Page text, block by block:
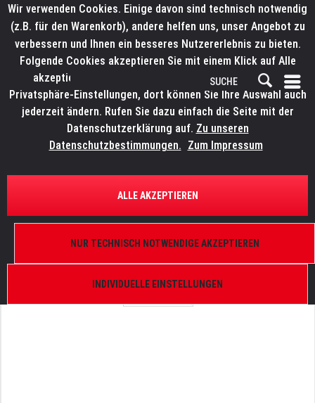
ÜBERSICHT ERSATZTEILE
Wir verwenden Cookies. Einige davon sind technisch notwendig
(z.B. für den Warenkorb), andere helfen uns, unser Angebot zu
verbessern und Ihnen ein besseres Nutzererlebnis zu bieten.
Folgende Cookies akzeptieren Sie mit einem Klick auf Alle
akzeptieren. Weitere Informationen finden Sie in den
Privatsphäre-Einstellungen, dort können Sie Ihre Auswahl auch
jederzeit ändern. Rufen Sie dazu einfach die Seite mit der
Datenschutzerklärung auf. Zu unseren
Datenschutzbestimmungen. Zum Impressum
INDIVIDUELLE EINSTELLUNGEN
NUR TECHNISCH NOTWENDIGE AKZEPTIEREN
ALLE AKZEPTIEREN